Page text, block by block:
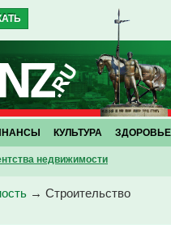
КУЛЬТУРА ЗДОРОВЬЕ
недвижимости
→ Строительство